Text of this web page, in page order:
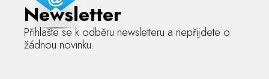
Newsletter
Přihlašte se k odběru newsletteru a nepřijdete o
žádnou novinku.